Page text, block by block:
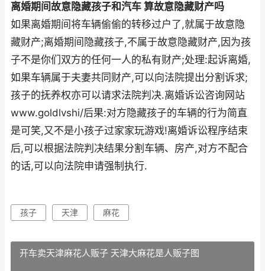
离婚期间故意隐藏孩子和汽车 算故意隐藏财产吗
如果离婚期间将车辆偷偷的转移过户了,就属于故意隐
藏财产;离婚期间隐藏孩子,不属于故意隐藏财产,因为孩
子不是你们双方的任何一人的私有财产;处理:起诉离婚,
如果车辆属于夫妻共同财产,可以向法院提出分割诉求;
孩子的抚养权亦可以请求法院判决.离婚诉讼咨询网站
www.goldlvshi/后果:对方隐藏孩子的车辆的行为简直
是可笑,又不是小孩子过家家玩游戏!离婚诉讼程序结束
后,可以根据法院判决结果分割车辆、房产,对方不配合
的话,可以向法院申请强制执行.
孩子 天津 麻花
开车卖天津麻花人贩子 天津大麻花是人贩子图